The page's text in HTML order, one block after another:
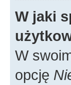
W jaki
W
opcję